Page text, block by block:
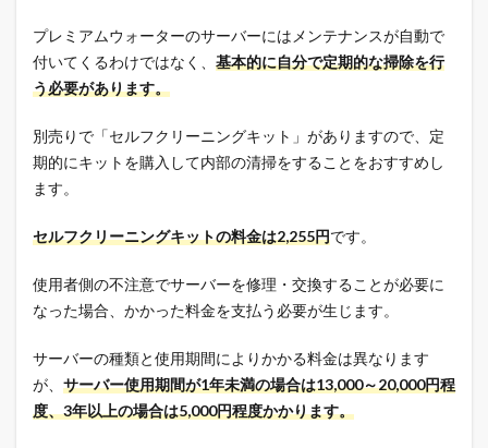
プレミアムウォーターのサーバーにはメンテナンスが自動で
付いてくるわけではなく、 基本的に自分で定期的な掃除を行
う必要があります。
別売りで「セルフクリーニングキット」がありますので、定
期的にキットを購入して内部の清掃をすることをおすすめし
ます。
セルフクリーニングキットの料金は2,255円です。
使用者側の不注意でサーバーを修理・交換することが必要に
なった場合、かかった料金を支払う必要が生じます。
サーバーの種類と使用期間によりかかる料金は異なります
が、 サーバー使用期間が1年未満の場合は13,000～20,000円程
度、3年以上の場合は5,000円程度かかります。